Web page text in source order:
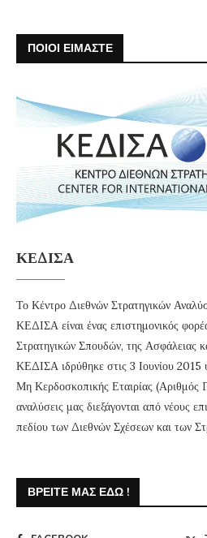
ΠΟΙΟΙ ΕΙΜΑΣΤΕ
ΚΕΔΙΣΑ
Το Κέντρο Διεθνών Στρατηγικών
ΚΕΔΙΣΑ είναι ένας επιστημονικός
Στρατηγικών Σπουδών, της Ασφάλειας
ΚΕΔΙΣΑ ιδρύθηκε στις 3 Ιουνίου 2015
Μη Κερδοσκοπικής Εταιρίας
αναλύσεις μας διεξάγονται από νέους
πεδίου των Διεθνών Σχέσεων και των
ΒΡΕΊΤΕ ΜΑΣ ΕΔΏ !